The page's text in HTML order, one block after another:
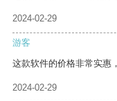
2024-02-29
游客
这款软件的价格非常实惠
2024-02-29